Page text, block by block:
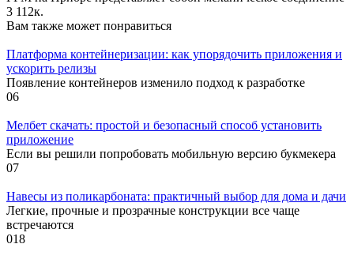
3 112к.
Вам также может понравиться
Платформа контейнеризации: как упорядочить приложения и
ускорить релизы
Появление контейнеров изменило подход к разработке
06
Мелбет скачать: простой и безопасный способ установить
приложение
Если вы решили попробовать мобильную версию букмекера
07
Навесы из поликарбоната: практичный выбор для дома и дачи
Легкие, прочные и прозрачные конструкции все чаще
встречаются
018